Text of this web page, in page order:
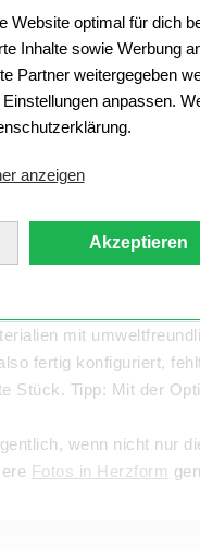
Website optimal für dich
Inhalte sowie Werbung
Partner weitergegeben
anpassen.
anzeigen
Akzeptieren
der Herzcollage
Herzcollage
Element in der
ändern? Klar! Clip-
Deiner Fotocollage in
Acrylglas,
MYPOSTER hat ein
mit
fertig konfiguriert,
Stück. Tipp: Mit der
wenn nicht nur
Fotos in Herzform